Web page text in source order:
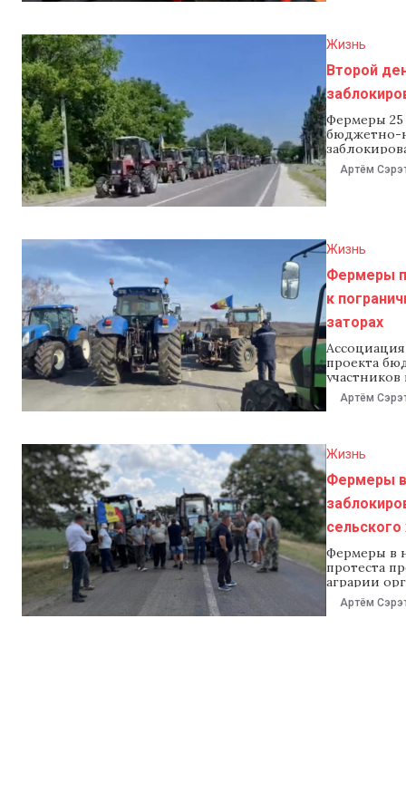
Жизнь
Второй
Фермеры
бюджетно-
Леушены и
Артём
Жизнь
Фермеры
к
заторах
проекта
провести
Артём
Жизнь
Фермеры
сельского
Фермеры в
протеста
аграрии
Оанча.
Артём